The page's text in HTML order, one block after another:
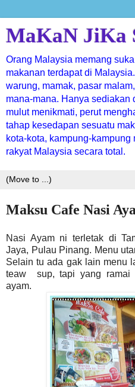
MaKaN JiKa
Orang Malaysia memang
makanan terdapat di
warung, mamak, pasar
mana-mana. Hanya sediakan
mulut menikmati, perut
tahap kesedapan sesuatu
kota-kota, kampung-
rakyat Malaysia secara total.
Maksu Cafe Nasi
Nasi Ayam ni terletak di
Jaya, Pulau Pinang. Menu
Selain tu ada gak lain menu
teaw sup, tapi yang ramai
ayam.